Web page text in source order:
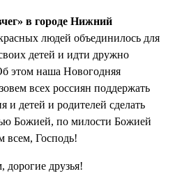
в городе Нижний
людей объединилось для
детей и идти дружно
этом наша Новогодняя
всех россиян поддержать
и детей и родителей сделать
Божией, по милости Божией
всем, Господь!
друзья!